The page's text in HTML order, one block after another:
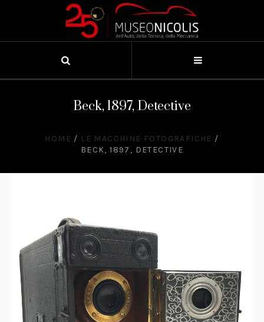
Beck, 1897, Detective
HOME / LE MACCHINE FOTOGRAFICHE /
BECK, 1897, DETECTIVE